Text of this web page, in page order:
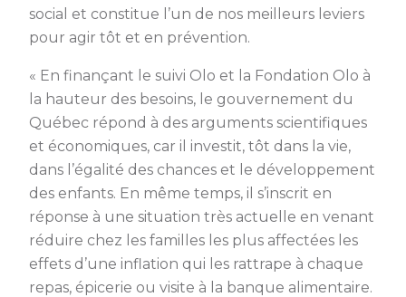
social et constitue l’un de nos meilleurs leviers
pour agir tôt et en prévention.
« En finançant le suivi Olo et la Fondation Olo à
la hauteur des besoins, le gouvernement du
Québec répond à des arguments scientifiques
et économiques, car il investit, tôt dans la vie,
dans l’égalité des chances et le développement
des enfants. En même temps, il s’inscrit en
réponse à une situation très actuelle en venant
réduire chez les familles les plus affectées les
effets d’une inflation qui les rattrape à chaque
repas, épicerie ou visite à la banque alimentaire.